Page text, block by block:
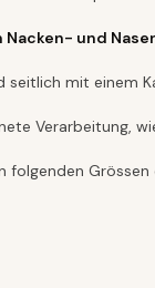
und
seitlich mit einem
Verarbeitung,
folgenden Grössen